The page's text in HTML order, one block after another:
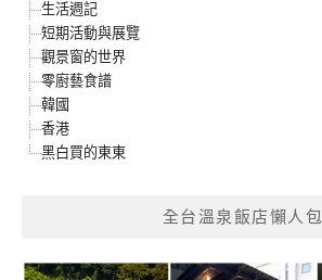
生活週記
短期活動與展覽
觀景窗的世界
零廚藝食譜
韓國
香港
黑白買的東東
全台溫泉飯店懶人包